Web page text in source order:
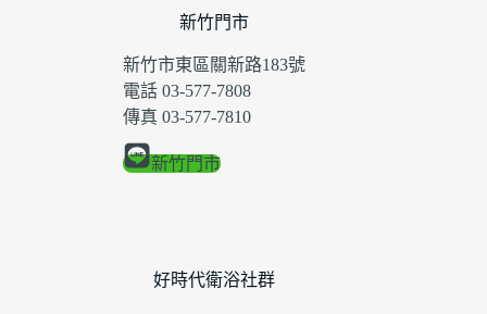
新竹門市
新竹市東區關新路183號
電話 03-577-7808
傳真 03-577-7810
新竹門市
好時代衛浴社群